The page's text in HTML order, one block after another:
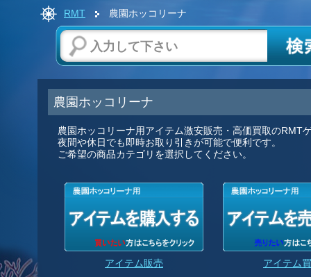
RMT 農園ホッコリーナ
農園ホッコリーナ
農園ホッコリーナ用アイテム激安販売・高価買取のRMT
夜間や休日でも即時お取り引きが可能で便利です。
ご希望の商品カテゴリを選択してください。
アイテム販売 アイテム